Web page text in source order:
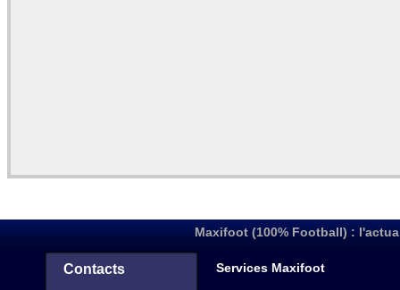
Maxifoot (100% Football) :
Contacts Services Maxifoot